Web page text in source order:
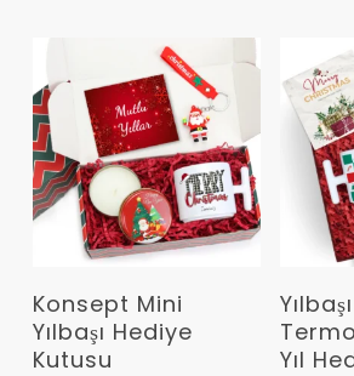
Devamını Oku
Konsept Mini
Yılbaşı Hediye
Kutusu
Yıl